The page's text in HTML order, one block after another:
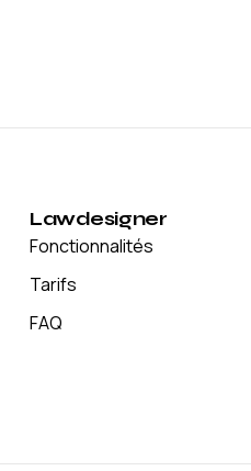
Lawdesigner
Fonctionnalités
Tarifs
FAQ